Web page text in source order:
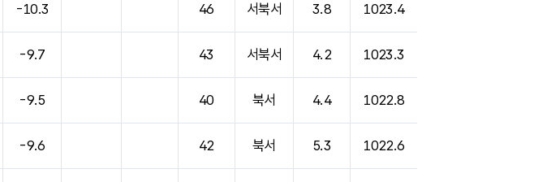
-10.3 46 서북서 3.8 1023.4
-9.7 43 서북서 4.2 1023.3
-9.5 40 북서 4.4 1022.8
-9.6 42 북서 5.3 1022.6